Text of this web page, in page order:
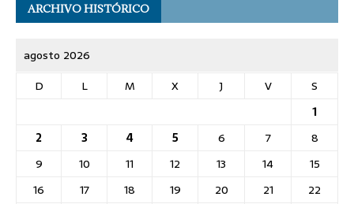
ARCHIVO HISTÓRICO
agosto 2026
D
L M X J V
S
1
2
3 4 5 6 7
8
9
10 11 12 13 14
15
16
17 18 19 20 21
22